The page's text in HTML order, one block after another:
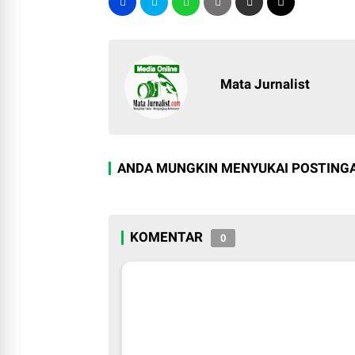
Mata Jurnalist
ANDA MUNGKIN MENYUKAI
KOMENTAR 0